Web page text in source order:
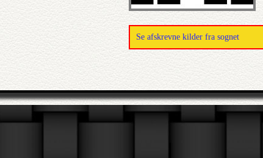
Se afskrevne kilder fra sognet